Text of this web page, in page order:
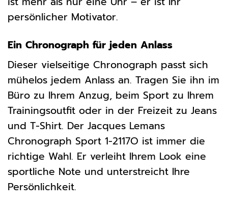
persönlicher Motivator.
Ein Chronograph für jeden Anlass
Dieser vielseitige Chronograph passt sich
mühelos jedem Anlass an. Tragen Sie ihn im
Büro zu Ihrem Anzug, beim Sport zu Ihrem
Trainingsoutfit oder in der Freizeit zu Jeans
und T-Shirt. Der Jacques Lemans
Chronograph Sport 1-2117O ist immer die
richtige Wahl. Er verleiht Ihrem Look eine
sportliche Note und unterstreicht Ihre
Persönlichkeit.